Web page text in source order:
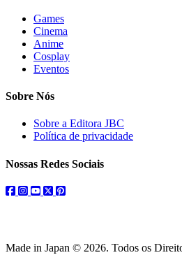
Games
Cinema
Anime
Cosplay
Eventos
Sobre Nós
Sobre a Editora JBC
Política de privacidade
Nossas Redes Sociais
facebook
instagram
youtube
twitterpinterest
Made in Japan © 2026. Todos os